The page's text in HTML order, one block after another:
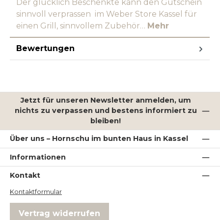
Der glücklich Beschenkte kann den Gutschein
sinnvoll verprassen im Weber Store Kassel für
einen Grill, sinnvollem Zubehör… Mehr
Bewertungen
Jetzt für unseren Newsletter anmelden, um
nichts zu verpassen und bestens informiert zu
bleiben!
Über uns – Hornschu im bunten Haus in Kassel
Informationen
Kontakt
Kontaktformular
Vertrag widerrufen